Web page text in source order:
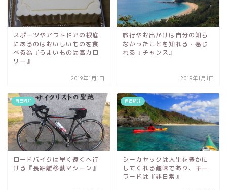
スポーツやアウトドアの根底
にあるのはおいしいものを食
べる為『うまいものは高カロ
リー』
2019年1月1日
旅行やお出かけは自分の知ら
なかったことを知れる・感じ
れる『チャンス』
2019年1月1日
自己紹介
ロードバイクは早く遠くへ行
ける『長距離移動マシーン』
自己紹介
シーカヤックは人生を豊かに
してくれる趣味であり、キー
ワードは『非日常』